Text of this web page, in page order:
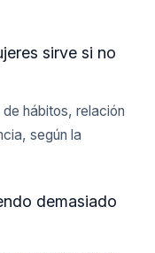
sirve si no
hábitos, relación
según la
demasiado